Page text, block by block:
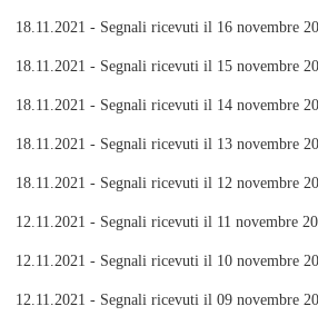
18.11.2021 - Segnali ricevuti il 16 novembre
18.11.2021 - Segnali ricevuti il 15 novembre
18.11.2021 - Segnali ricevuti il 14 novembre
18.11.2021 - Segnali ricevuti il 13 novembre
18.11.2021 - Segnali ricevuti il 12 novembre
12.11.2021 - Segnali ricevuti il 11 novembre
12.11.2021 - Segnali ricevuti il 10 novembre
12.11.2021 - Segnali ricevuti il 09 novembre